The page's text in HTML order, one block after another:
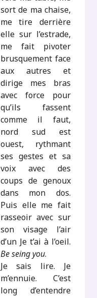
sort de ma chaise,
me tire derrière
elle sur l’estrade,
me fait pivoter
brusquement face
aux autres et
dirige mes bras
avec force pour
qu’ils fassent
comme il faut,
nord sud est
ouest, rythmant
ses gestes et sa
voix avec des
coups de genoux
dans mon dos.
Puis elle me fait
rasseoir avec sur
son visage l’air
d’un Je t’ai à l’oeil.
Be seing you.
Je sais lire. Je
m’ennuie. C’est
long d’entendre